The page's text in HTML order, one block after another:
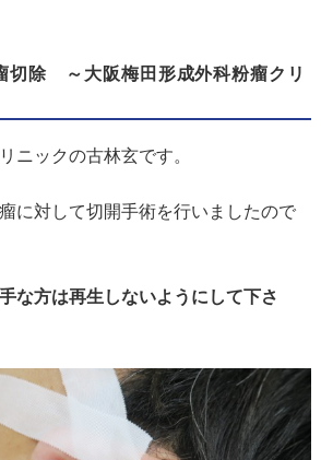
切除 ～大阪梅田形成外科粉瘤クリ
ニックの古林玄です。
に対して切開手術を行いましたので
な方は再生しないようにして下さ